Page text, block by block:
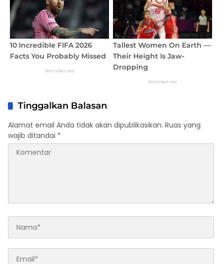
Tinggalkan Balasan
Alamat email Anda tidak akan dipublikasikan. Ruas yang
wajib ditandai *